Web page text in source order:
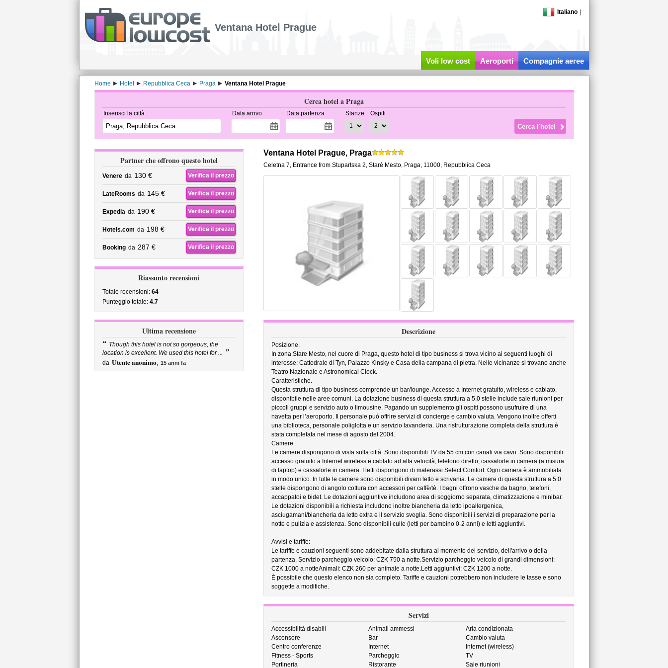
Italiano
Ventana Hotel Prague
Voli low cost Aeroporti Compagnie aeree
Home Hotel Repubblica Ceca Praga Ventana Hotel Prague
Cerca hotel a Praga
Inserisci la città Data arrivo Data partenza Stanze Ospiti
Partner che offrono questo hotel
Venere da 130 € Verifica il prezzo
LateRooms da 145 € Verifica il prezzo
Expedia da 190 € Verifica il prezzo
Hotels.com da 198 € Verifica il prezzo
Booking da 287 € Verifica il prezzo
Riassunto recensioni
Totale recensioni: 64
Punteggio totale: 4.7
Ultima recensione
“ Though this hotel is not so gorgeous, the
location is excellent. We used this hotel for ... ”
da Utente anonimo, 15 anni fa
Ventana Hotel Prague, Praga
Celetna 7, Entrance from Stupartska 2, Staré Mesto, Praga, 11000, Repubblica Ceca
Descrizione
Posizione.
In zona Stare Mesto, nel cuore di Praga, questo hotel di tipo business si trova vicino ai seguenti luoghi di
interesse: Cattedrale di Tyn, Palazzo Kinsky e Casa della campana di pietra. Nelle vicinanze si trovano anche
Teatro Nazionale e Astronomical Clock.
Caratteristiche.
Questa struttura di tipo business comprende un bar/lounge. Accesso a Internet gratuito, wireless e cablato,
disponibile nelle aree comuni. La dotazione business di questa struttura a 5.0 stelle include sale riunioni per
piccoli gruppi e servizio auto o limousine. Pagando un supplemento gli ospiti possono usufruire di una
navetta per l’aeroporto. Il personale può offrire servizi di concierge e cambio valuta. Vengono inoltre offerti
una biblioteca, personale poliglotta e un servizio lavanderia. Una ristrutturazione completa della struttura è
stata completata nel mese di agosto del 2004.
Camere.
Le camere dispongono di vista sulla città. Sono disponibili TV da 55 cm con canali via cavo. Sono disponibili
accesso gratuito a Internet wireless e cablato ad alta velocità, telefono diretto, cassaforte in camera (a misura
di laptop) e cassaforte in camera. I letti dispongono di materassi Select Comfort. Ogni camera è ammobiliata
in modo unico. In tutte le camere sono disponibili divani letto e scrivania. Le camere di questa struttura a 5.0
stelle dispongono di angolo cottura con accessori per caffè/tè. I bagni offrono vasche da bagno, telefoni,
accappatoi e bidet. Le dotazioni aggiuntive includono area di soggiorno separata, climatizzazione e minibar.
Le dotazioni disponibili a richiesta includono inoltre biancheria da letto ipoallergenica,
asciugamani/biancheria da letto extra e il servizio sveglia. Sono disponibili i servizi di preparazione per la
notte e pulizia e assistenza. Sono disponibili culle (letti per bambino 0-2 anni) e letti aggiuntivi.
Avvisi e tariffe:
Le tariffe e cauzioni seguenti sono addebitate dalla struttura al momento del servizio, dell'arrivo o della
partenza. Servizio parcheggio veicolo: CZK 750 a notte.Servizio parcheggio veicolo di grandi dimensioni:
CZK 1000 a notteAnimali: CZK 260 per animale a notte.Letti aggiuntivi: CZK 1200 a notte.
È possibile che questo elenco non sia completo. Tariffe e cauzioni potrebbero non includere le tasse e sono
soggette a modifiche.
Servizi
Accessibilità disabili Animali ammessi
Aria condizionata
Ascensore
Bar
Cambio valuta
Centro conferenze
Internet
Internet (wireless)
Fitness - Sports
Parcheggio
TV
Portineria
Ristorante Sale riunioni